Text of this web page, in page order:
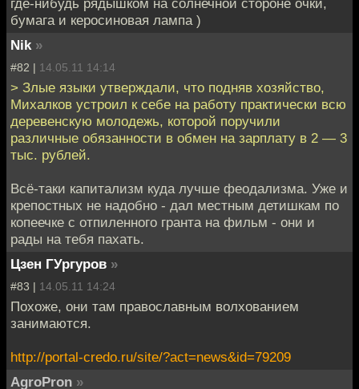
где-нибудь рядышком на солнечной стороне очки,
бумага и керосиновая лампа )
Nik »
#82 | 14.05.11 14:14
> Злые языки утверждали, что подняв хозяйство,
Михалков устроил к себе на работу практически всю
деревенскую молодежь, которой поручили
различные обязанности в обмен на зарплату в 2 — 3
тыс. рублей.
Всё-таки капитализм куда лучше феодализма. Уже и
крепостных не надобно - дал местным детишкам по
копеечке с отпиленного гранта на фильм - они и
рады на тебя пахать.
Цзен ГУргуров »
#83 | 14.05.11 14:24
Похоже, они там православным волхованием
занимаются.
http://portal-credo.ru/site/?act=news&id=79209
AgroPron »